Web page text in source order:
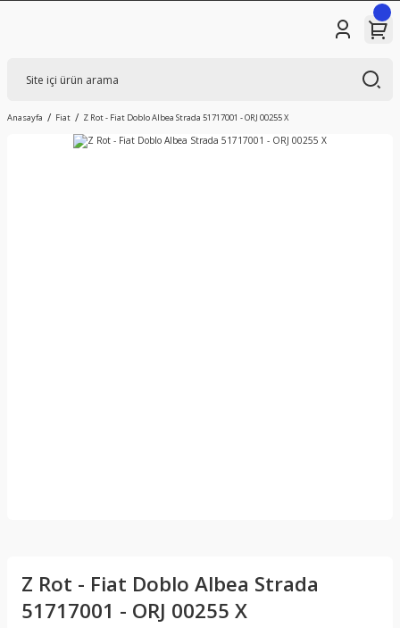
Anasayfa Fiat Z Rot - Fiat Doblo Albea Strada 51717001 - ORJ 00255 X
Z Rot - Fiat Doblo Albea Strada
51717001 - ORJ 00255 X